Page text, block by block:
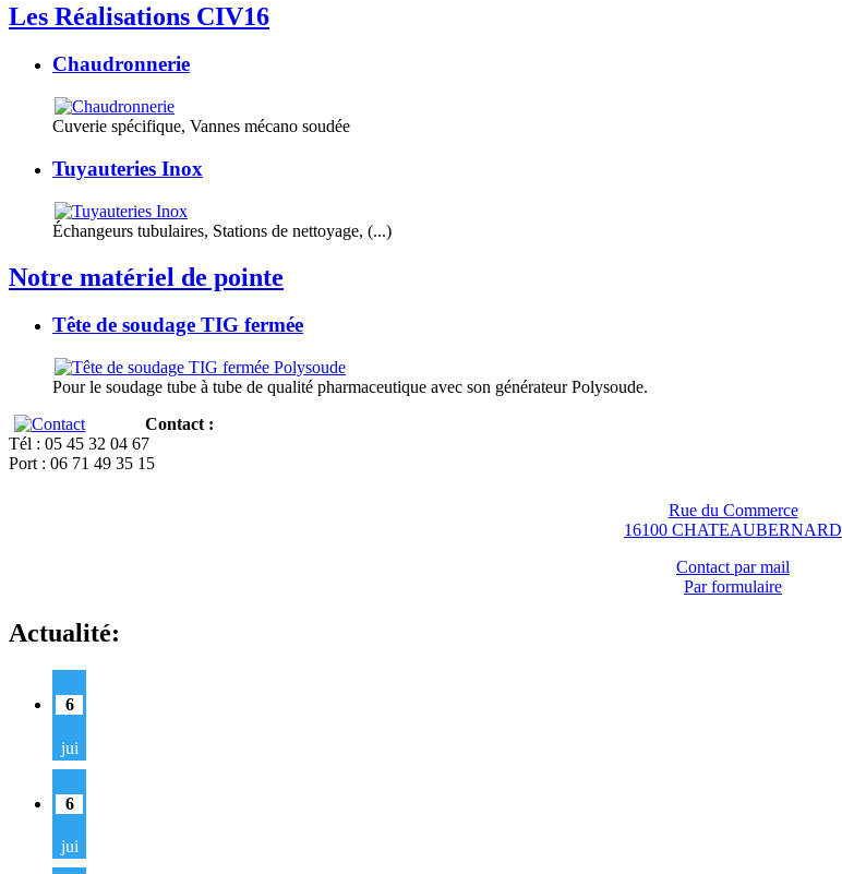
Les Réalisations CIV16
Chaudronnerie
Cuverie spécifique, Vannes mécano soudée
Tuyauteries Inox
Échangeurs tubulaires, Stations de nettoyage, (...)
Notre matériel de pointe
Tête de soudage TIG fermée
Pour le soudage tube à tube de qualité pharmaceutique avec son générateur Polysoude.
Contact :
Tél : 05 45 32 04 67
Port : 06 71 49 35 15
Rue du Commerce
16100 CHATEAUBERNARD
Contact par mail
Par formulaire
Actualité:
6
jui
6
jui